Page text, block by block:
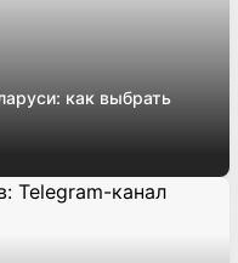
как выбрать